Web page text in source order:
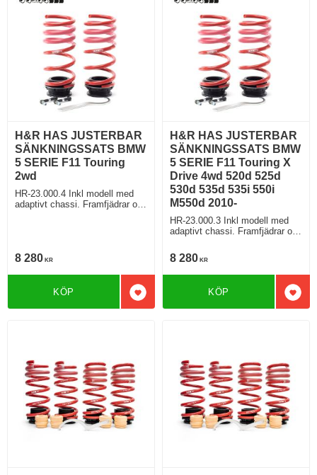
H&R HAS JUSTERBAR
SÄNKNINGSSATS BMW
5 SERIE F11 Touring
2wd
HR-23.000.4 Inkl modell med
adaptivt chassi. Framfjädrar o
8 280 KR
Lägg till i favoriter
KÖP
H&R HAS JUSTERBAR
SÄNKNINGSSATS BMW
5 SERIE F11 Touring X
Drive 4wd 520d 525d
530d 535d 535i 550i
M550d 2010-
HR-23.000.3 Inkl modell med
adaptivt chassi. Framfjädrar o
8 280 KR
KÖP